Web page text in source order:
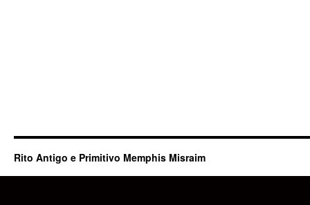
Rito Antigo e Primitivo Memphis Misraim